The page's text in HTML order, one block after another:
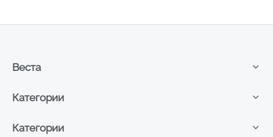
Категории
Категории
Веста